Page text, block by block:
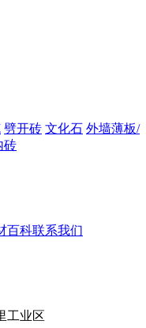
劈开砖 文化石 外墙薄板/
砖
百科联系我们
工业区